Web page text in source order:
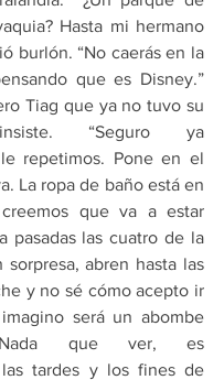
Hasta mi hermano
burlón. “No caerás en la
que es Disney.”
Tiag que ya no tuvo su
insiste. “Seguro ya
le repetimos. Pone en el
La ropa de baño está en
que va a estar
pasadas las cuatro de la
abren hasta las
y no sé cómo acepto ir
será un abombe
Nada que ver, es
las tardes y los fines de